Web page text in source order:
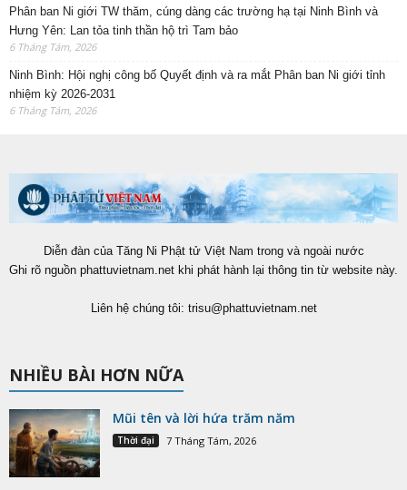
Phân ban Ni giới TW thăm, cúng dàng các trường hạ tại Ninh Bình và
Hưng Yên: Lan tỏa tinh thần hộ trì Tam bảo
6 Tháng Tám, 2026
Ninh Bình: Hội nghị công bố Quyết định và ra mắt Phân ban Ni giới tỉnh
nhiệm kỳ 2026-2031
6 Tháng Tám, 2026
Diễn đàn của Tăng Ni Phật tử Việt Nam trong và ngoài nước
Ghi rõ nguồn phattuvietnam.net khi phát hành lại thông tin từ website này.
Liên hệ chúng tôi: trisu@phattuvietnam.net
NHIỀU BÀI HƠN NỮA
Mũi tên và lời hứa trăm năm
Thời đại 7 Tháng Tám, 2026